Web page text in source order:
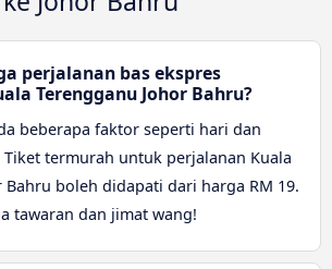
perjalanan bas ekspres
Terengganu Johor Bahru?
beberapa faktor seperti hari dan
termurah untuk perjalanan Kuala
Bahru boleh didapati dari harga RM 19.
tawaran dan jimat wang!